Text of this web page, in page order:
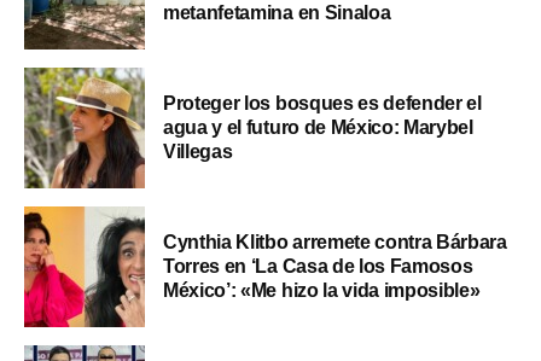
metanfetamina en Sinaloa
Proteger los bosques es defender el
agua y el futuro de México: Marybel
Villegas
Cynthia Klitbo arremete contra Bárbara
Torres en ‘La Casa de los Famosos
México’: «Me hizo la vida imposible»